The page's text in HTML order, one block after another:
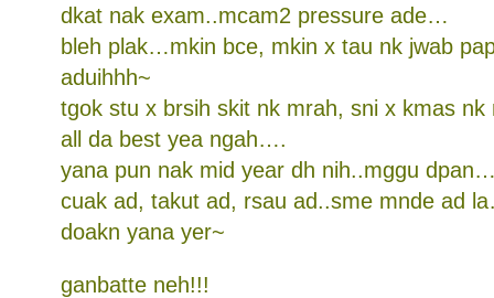
dkat nak exam..mcam2 pressure ade…
bleh plak…mkin bce, mkin x tau nk jwab
aduihhh~
tgok stu x brsih skit nk mrah, sni x kmas nk
all da best yea ngah….
yana pun nak mid year dh nih..mggu
cuak ad, takut ad, rsau ad..sme mnde ad
doakn yana yer~
ganbatte neh!!!